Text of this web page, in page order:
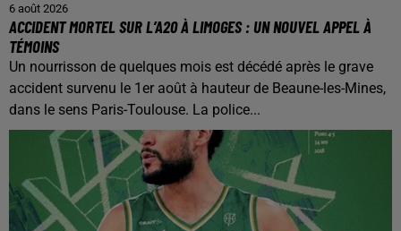
6 août 2026
ACCIDENT MORTEL SUR L’A20 À LIMOGES : UN NOUVEL APPEL À
TÉMOINS
Un nourrisson de quelques mois est décédé après le grave
accident survenu le 1er août à hauteur de Beaune-les-Mines,
dans le sens Paris-Toulouse. La police...